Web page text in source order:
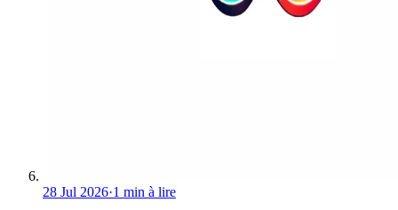
28 Jul 2026·1 min à lire